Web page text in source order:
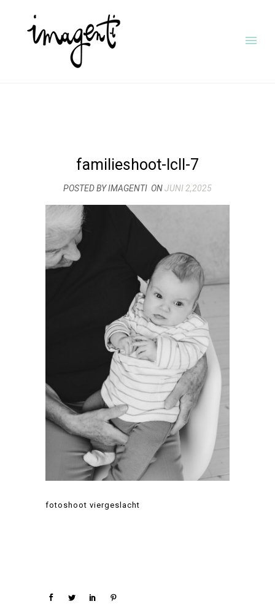
familieshoot-lcll-7
POSTED BY IMAGENTI ONJUNI 2,2025
fotoshoot viergeslacht